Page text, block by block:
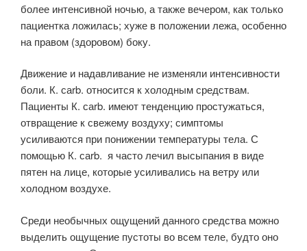
более интенсивной ночью, а также вечером, как только
пациентка ложилась; хуже в положении лежа, особенно
на правом (здоровом) боку.
Движение и надавливание не изменяли интенсивности
боли. К. саrb. относится к холодным средствам.
Пациенты К. саrb. имеют тенденцию простужаться,
отвращение к свежему воздуху; симптомы
усиливаются при понижении температуры тела. С
помощью К. саrb. я часто лечил высыпания в виде
пятен на лице, которые усиливались на ветру или
холодном воздухе.
Среди необычных ощущений данного средства можно
выделить ощущение пустоты во всем теле, будто оно